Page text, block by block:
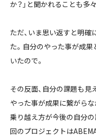
か？」と聞かれることも多
ただ、いま思い返すと明
た。自分のやった事が成
いたので。
その反面、自分の課題も見
やった事が成果に繋がら
乗り越え方が今後の自分
回のプロジェクトは